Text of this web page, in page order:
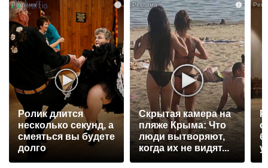
Ролик длится
несколько секунд, а
смеяться вы будете
долго
i
Скрытая камера на
пляже Крыма: Что
люди вытворяют,
когда их не видят...